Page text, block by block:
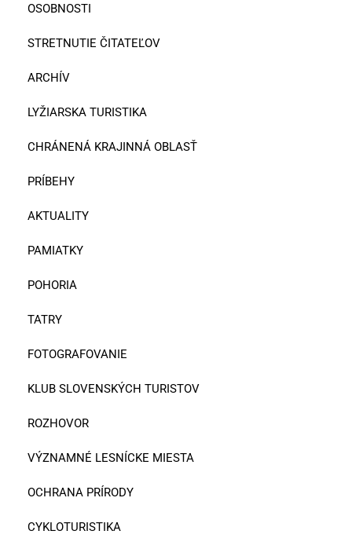
OSOBNOSTI
STRETNUTIE ČITATEĽOV
ARCHÍV
LYŽIARSKA TURISTIKA
CHRÁNENÁ KRAJINNÁ OBLASŤ
PRÍBEHY
AKTUALITY
PAMIATKY
POHORIA
TATRY
FOTOGRAFOVANIE
KLUB SLOVENSKÝCH TURISTOV
ROZHOVOR
VÝZNAMNÉ LESNÍCKE MIESTA
OCHRANA PRÍRODY
CYKLOTURISTIKA